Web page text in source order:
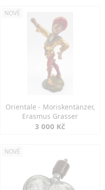
NOVÉ
Orientale - Moriskentänzer,
Erasmus Grasser
3 000 Kč
NOVÉ